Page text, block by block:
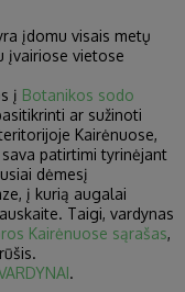
įdomu visais metų
įvairiose vietose
į Botanikos sodo
ar sužinoti
Kairėnuose,
patirtimi tyrinėjant
dėmesį
į kurią augalai
Taigi, vardynas
Kairėnuose sąrašas,
.